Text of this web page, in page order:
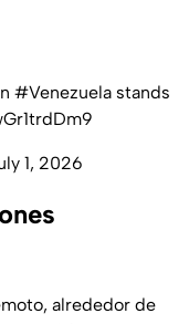
#Venezuela stands
1, 2026
alrededor de